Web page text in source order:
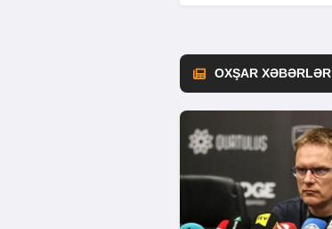
OXŞAR XƏBƏRLƏR